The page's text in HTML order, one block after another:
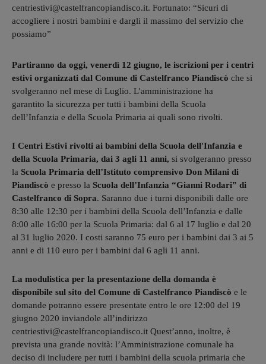
centriestivi@castelfrancopiandisco.it. Fortunato: “Sicuri di
accogliere i nostri bambini e dargli il massimo del servizio che
possiamo”
Partiranno da oggi, venerdì 12 giugno, le iscrizioni per i centri
estivi organizzati dal Comune di Castelfranco Piandiscò che si
svolgeranno nel mese di Luglio. L'amministrazione ha
garantito la sicurezza per tutti i bambini della Scuola
dell’Infanzia e della Scuola Primaria ai quali sono rivolti.
I Centri Estivi rivolti ai bambini della Scuola dell'Infanzia e
della Scuola Primaria, dai 3 agli 11 anni, si svolgeranno presso
la Scuola Primaria dell’Istituto comprensivo Don Milani di
Piandiscò e presso la Scuola dell’Infanzia “Gianni Rodari” di
Castelfranco di Sopra. Saranno due i turni disponibili dalle ore
8:30 alle 12:30 per i bambini della Scuola dell’Infanzia e dalle
8:00 alle 16:00 per la Scuola Primaria: dal 6 al 17 luglio e dal 20
al 31 luglio 2020. I costi saranno 75 euro per i bambini dai 3 ai 5
anni e di 110 euro per i bambini dal 6 agli 11 anni.
La modulistica per la presentazione della domanda è
disponibile sul sito del Comune di Castelfranco Piandiscò e le
domande potranno essere presentate entro le ore 12:00 del 19
giugno 2020 inviandole all’indirizzo
centriestivi@castelfrancopiandisco.it Quest’anno, inoltre, è
prevista una grande novità: l’Amministrazione comunale ha
deciso di includere per tutti i bambini della scuola primaria che